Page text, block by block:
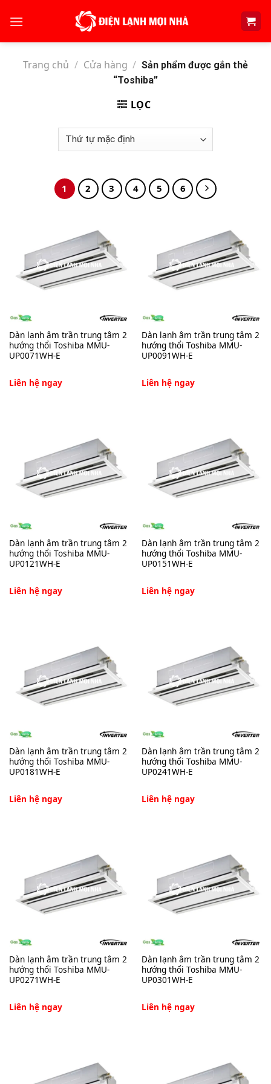
Trang chủ / Cửa hàng / Sản phẩm được gắn thẻ
“Toshiba”
LỌC
Dàn lạnh âm trần trung tâm 2
hướng thổi Toshiba MMU-
UP0071WH-E
Liên hệ ngay
Dàn lạnh âm trần trung tâm 2
hướng thổi Toshiba MMU-
UP0091WH-E
Liên hệ ngay
Dàn lạnh âm trần trung tâm 2
hướng thổi Toshiba MMU-
UP0121WH-E
Liên hệ ngay
Dàn lạnh âm trần trung tâm 2
hướng thổi Toshiba MMU-
UP0151WH-E
Liên hệ ngay
Dàn lạnh âm trần trung tâm 2
hướng thổi Toshiba MMU-
UP0181WH-E
Liên hệ ngay
Dàn lạnh âm trần trung tâm 2
hướng thổi Toshiba MMU-
UP0241WH-E
Liên hệ ngay
Dàn lạnh âm trần trung tâm 2
hướng thổi Toshiba MMU-
UP0271WH-E
Liên hệ ngay
Dàn lạnh âm trần trung tâm 2
hướng thổi Toshiba MMU-
UP0301WH-E
Liên hệ ngay
1 2 3 4 5 6